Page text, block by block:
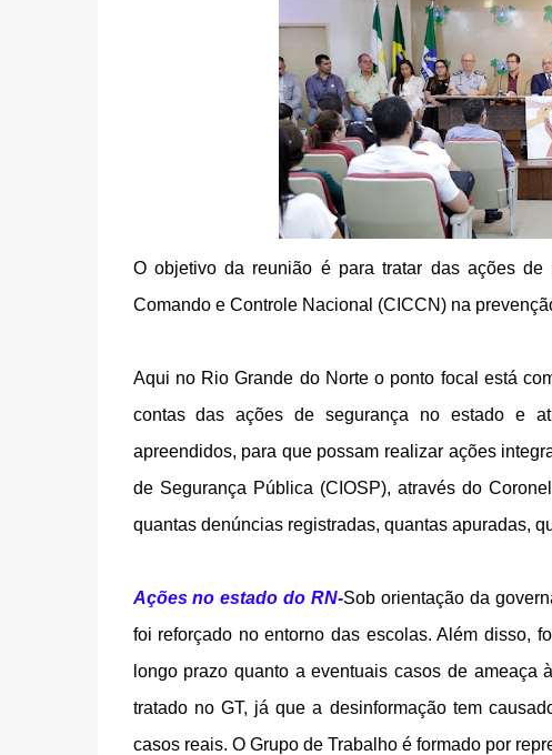
O objetivo da reunião é para tratar das ações
Comando e Controle Nacional (CICCN) na
Aqui no Rio Grande do Norte o ponto focal está
contas das ações de segurança no estado e
apreendidos, para que possam realizar ações
de Segurança Pública (CIOSP), através do
quantas denúncias registradas, quantas apuradas,
Ações no estado do RN-Sob orientação da
foi reforçado no entorno das escolas. Além disso,
longo prazo quanto a eventuais casos de
tratado no GT, já que a desinformação tem
casos reais. O Grupo de Trabalho é formado por